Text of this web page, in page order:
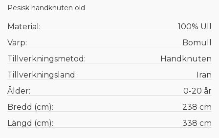
Pesisk handknuten old
Material:
100% Ull
Varp:
Bomull
Tillverkningsmetod:
Handknuten
Tillverkningsland:
Iran
Ålder:
0-20 år
Bredd (cm):
238 cm
Längd (cm):
338 cm